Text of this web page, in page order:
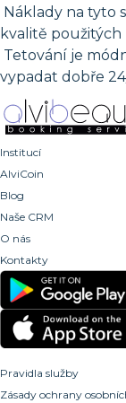
Náklady na tyto
kvalitě použitých
Tetování je
vypadat dobře
Institucí
AlviCoin
Blog
Naše CRM
O nás
Kontakty
Pravidla služby
Zásady ochrany